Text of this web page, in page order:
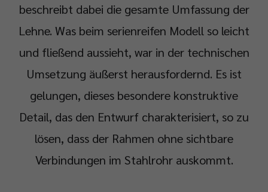
beschreibt dabei die gesamte Umfassung der
Lehne. Was beim serienreifen Modell so leicht
und fließend aussieht, war in der technischen
Umsetzung äußerst herausfordernd. Es ist
gelungen, dieses besondere konstruktive
Detail, das den Entwurf charakterisiert, so zu
lösen, dass der Rahmen ohne sichtbare
Verbindungen im Stahlrohr auskommt.